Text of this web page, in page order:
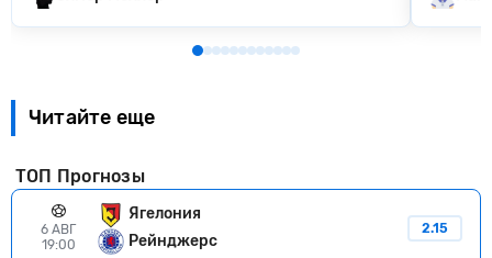
Читайте еще
ТОП Прогнозы
6 АВГ
19:00
Ягелония
Рейнджерс
2.15